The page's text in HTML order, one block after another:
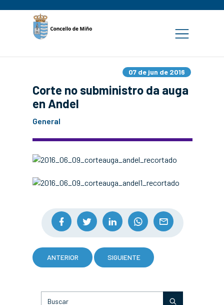
07 de jun de 2016
Corte no subministro da auga
en Andel
General
ANTERIOR SIGUIENTE